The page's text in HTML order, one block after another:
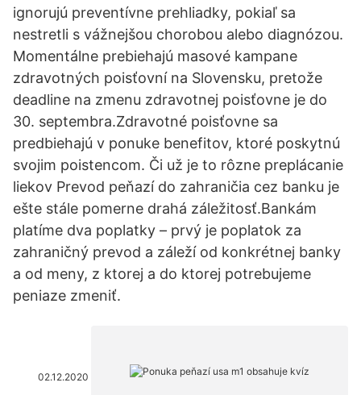
ignorujú preventívne prehliadky, pokiaľ sa
nestretli s vážnejšou chorobou alebo diagnózou.
Momentálne prebiehajú masové kampane
zdravotných poisťovní na Slovensku, pretože
deadline na zmenu zdravotnej poisťovne je do
30. septembra.Zdravotné poisťovne sa
predbiehajú v ponuke benefitov, ktoré poskytnú
svojim poistencom. Či už je to rôzne preplácanie
liekov Prevod peňazí do zahraničia cez banku je
ešte stále pomerne drahá záležitosť.Bankám
platíme dva poplatky – prvý je poplatok za
zahraničný prevod a záleží od konkrétnej banky
a od meny, z ktorej a do ktorej potrebujeme
peniaze zmeniť.
02.12.2020